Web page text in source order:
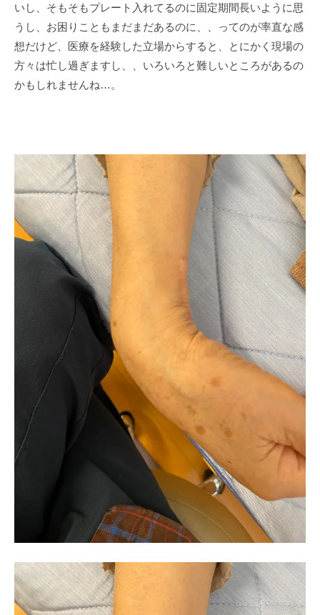
いし、そもそもプレート入れてるのに固定期間長いように思
うし、お困りこともまだまだあるのに、、ってのが率直な感
想だけど、医療を経験した立場からすると、とにかく現場の
方々は忙し過ぎますし、、いろいろと難しいところがあるの
かもしれませんね…。